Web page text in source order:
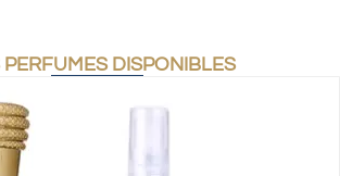
PERFUMES DISPONIBLES